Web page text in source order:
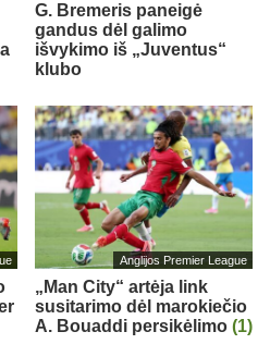
G. Bremeris paneigė
gandus dėl galimo
išvykimo iš „Juventus“
klubo
Anglijos Premier League
„Man City“ artėja link
susitarimo dėl marokiečio
A. Bouaddi persikėlimo (1)